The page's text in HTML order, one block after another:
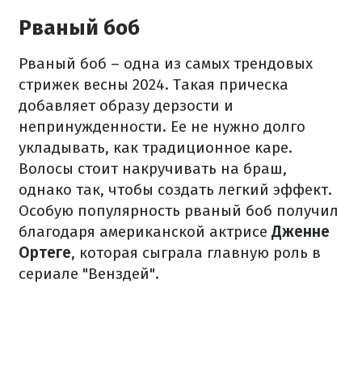
Рваный боб
Рваный боб – одна из самых трендовых
стрижек весны 2024. Такая прическа
добавляет образу дерзости и
непринужденности. Ее не нужно долго
укладывать, как традиционное каре.
Волосы стоит накручивать на браш,
однако так, чтобы создать легкий эффект.
Особую популярность рваный боб получил
благодаря американской актрисе Дженне
Ортеге, которая сыграла главную роль в
сериале "Венздей".